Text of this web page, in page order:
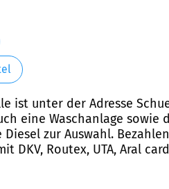
ist unter der Adresse
eine Waschanlage sowie
zur Auswahl.
DKV, Routex, UTA, Aral